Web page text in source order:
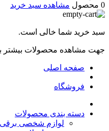
0 محصول
مشاهده سبد خرید
سبد خرید شما خالی است.
جهت مشاهده محصولات بیشتر
صفحه اصلی
فروشگاه
دسته بندی محصولات
لوازم شخصی برقی